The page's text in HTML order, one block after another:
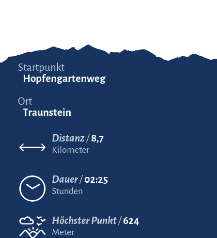
Startpunkt
Hopfengartenweg
Ort
Traunstein
Distanz 8,7
Kilometer
Dauer 02:25
Stunden
Höchster Punkt 624
Meter